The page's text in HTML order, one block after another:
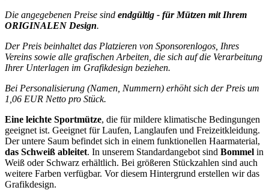
Die angegebenen Preise sind endgültig - für Mützen mit Ihrem
ORIGINALEN Design.
Der Preis beinhaltet das Platzieren von Sponsorenlogos, Ihres
Vereins sowie alle grafischen Arbeiten, die sich auf die Verarbeitung
Ihrer Unterlagen im Grafikdesign beziehen.
Bei Personalisierung (Namen, Nummern) erhöht sich der Preis um
1,06 EUR Netto pro Stück.
Eine leichte Sportmütze, die für mildere klimatische Bedingungen
geeignet ist. Geeignet für Laufen, Langlaufen und Freizeitkleidung.
Der untere Saum befindet sich in einem funktionellen Haarmaterial,
das Schweiß ableitet. In unserem Standardangebot sind Bommel in
Weiß oder Schwarz erhältlich. Bei größeren Stückzahlen sind auch
weitere Farben verfügbar. Vor diesem Hintergrund erstellen wir das
Grafikdesign.